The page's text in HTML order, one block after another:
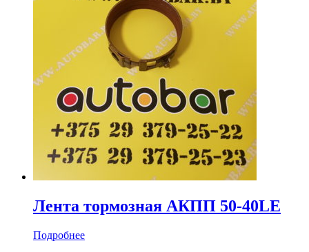
Лента тормозная АКПП 50-40LE
Подробнее